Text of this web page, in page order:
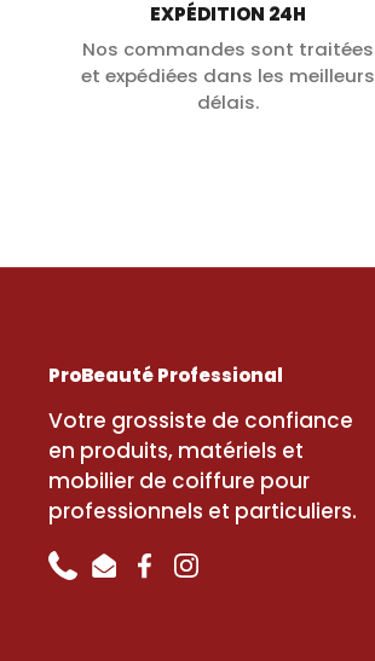
EXPÉDITION 24H
Nos commandes sont traitées
et expédiées dans les meilleurs
délais.
ProBeauté Professional
Votre grossiste de confiance
en produits, matériels et
mobilier de coiffure pour
professionnels et particuliers.
PhoneEmailFacebook
Instagram